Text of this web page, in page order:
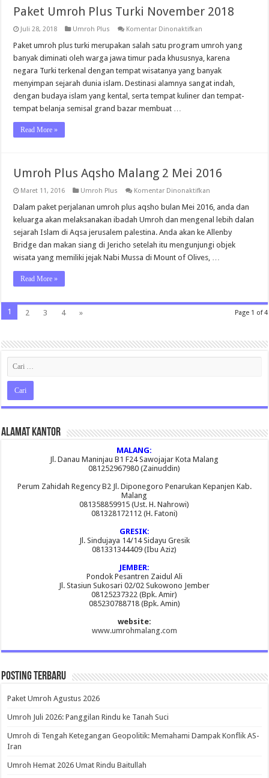
Paket Umroh Plus Turki November 2018
Juli 28, 2018 Umroh Plus Komentar Dinonaktifkan
Umroh
Turki
November
2018
Paket umroh plus turki merupakan salah satu program umroh yang
banyak diminati oleh warga jawa timur pada khususnya, karena
negara Turki terkenal dengan tempat wisatanya yang banyak
menyimpan sejarah dunia islam. Destinasi alamnya sangat indah,
dengan budaya islam yang kental, serta tempat kuliner dan tempat-
tempat belanja semisal grand bazar membuat …
Read More »
Umroh Plus Aqsho Malang 2 Mei 2016
Maret 11, 2016 Umroh Plus Komentar Dinonaktifkan
Plus
Aqsho
Malang
2
Mei
2016
Dalam paket perjalanan umroh plus aqsho bulan Mei 2016, anda dan
keluarga akan melaksanakan ibadah Umroh dan mengenal lebih dalan
sejarah Islam di Aqsa jerusalem palestina. Anda akan ke Allenby
Bridge dan makan siang di Jericho setelah itu mengunjungi objek
wisata yang memiliki jejak Nabi Mussa di Mount of Olives, …
Read More »
Page 1 of 4
1 2 3 4 »
Alamat Kantor
MALANG:
Jl. Danau Maninjau B1 F24 Sawojajar Kota Malang
081252967980 (Zainuddin)
Perum Zahidah Regency B2 Jl. Diponegoro Penarukan Kepanjen Kab.
Malang
081358859915 (Ust. H. Nahrowi)
081328172112 (H. Fatoni)
GRESIK:
Jl. Sindujaya 14/14 Sidayu Gresik
081331344409 (Ibu Aziz)
JEMBER:
Pondok Pesantren Zaidul Ali
Jl. Stasiun Sukosari 02/02 Sukowono Jember
08125237322 (Bpk. Amir)
085230788718 (Bpk. Amin)
website:
www.umrohmalang.com
Posting Terbaru
Paket Umroh Agustus 2026
Umroh Juli 2026: Panggilan Rindu ke Tanah Suci
Umroh di Tengah Ketegangan Geopolitik: Memahami Dampak Konflik AS-
Iran
Umroh Hemat 2026 Umat Rindu Baitullah